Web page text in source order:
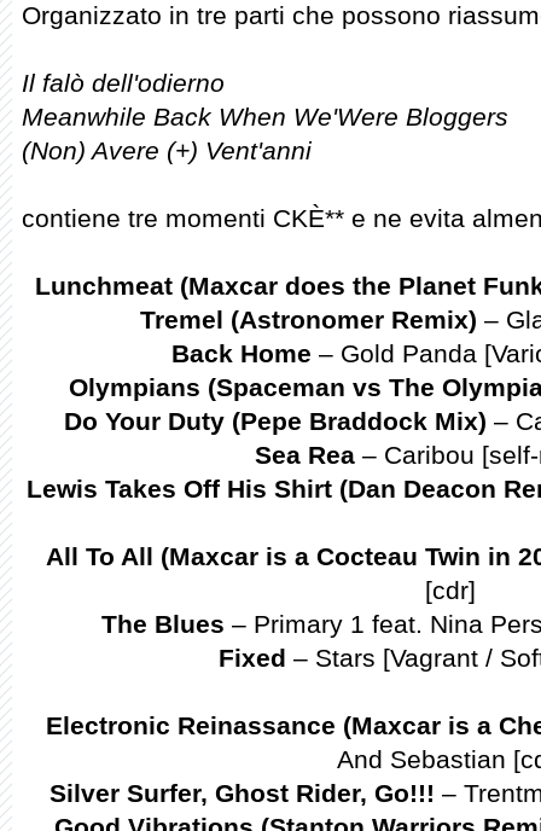
Organizzato in tre parti che possono
Il falò dell'odierno
Meanwhile Back When We'Were Bloggers
(Non) Avere (+) Vent'anni
contiene tre momenti CKÈ** e ne evita
Lunchmeat (Maxcar does the Planet
Tremel (Astronomer Remix) –
Back Home – Gold Panda
Olympians (Spaceman vs The
Do Your Duty (Pepe Braddock Mix) –
Sea Rea – Caribou
Lewis Takes Off His Shirt (Dan Deacon
All To All (Maxcar is a Cocteau Twin in
[cdr]
The Blues – Primary 1 feat. Nina
Fixed – Stars [Vagrant /
Electronic Reinassance (Maxcar is a
And Sebastian
Silver Surfer, Ghost Rider, Go!!! –